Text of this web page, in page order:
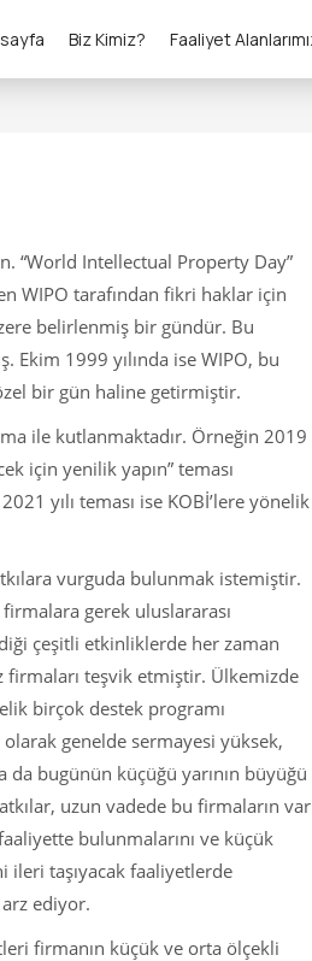
Biz Kimiz? Faaliyet
“World Intellectual Property Day”
WIPO tarafından fikri haklar için
belirlenmiş bir gündür. Bu
Ekim 1999 yılında ise WIPO, bu
bir gün haline getirmiştir.
ile kutlanmaktadır. Örneğin 2019
için yenilik yapın” teması
yılı teması ise KOBİ’lere yönelik
vurguda bulunmak istemiştir.
gerek uluslararası
çeşitli etkinliklerde her zaman
teşvik etmiştir. Ülkemizde
birçok destek programı
genelde sermayesi yüksek,
bugünün küçüğü yarının büyüğü
uzun vadede bu firmaların var
bulunmalarını ve küçük
ileri taşıyacak faaliyetlerde
ediyor.
firmanın küçük ve orta ölçekli